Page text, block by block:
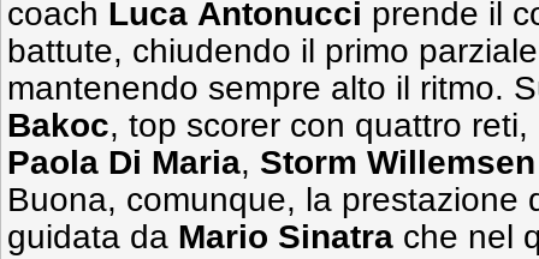
coach Luca Antonucci prende il
battute, chiudendo il primo
mantenendo sempre alto il ritmo.
Bakoc, top scorer con quattro
Paola Di Maria, Storm Willemsen
Buona, comunque, la prestazione
guidata da Mario Sinatra che nel